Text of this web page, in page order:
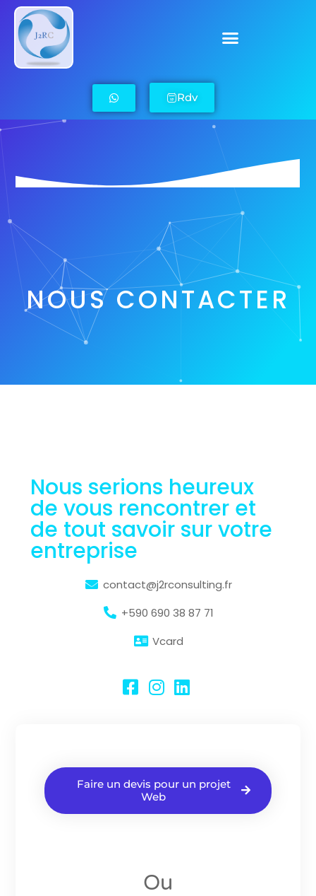
Rdv
NOUS CONTACTER
Faire un devis pour un projet
Web
Ou
Nous serions heureux
de vous rencontrer et
de tout savoir sur votre
entreprise
contact@j2rconsulting.fr
+590 690 38 87 71
Vcard